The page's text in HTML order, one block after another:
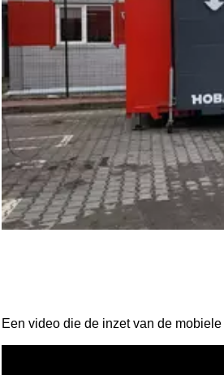
Een video die de inzet van de